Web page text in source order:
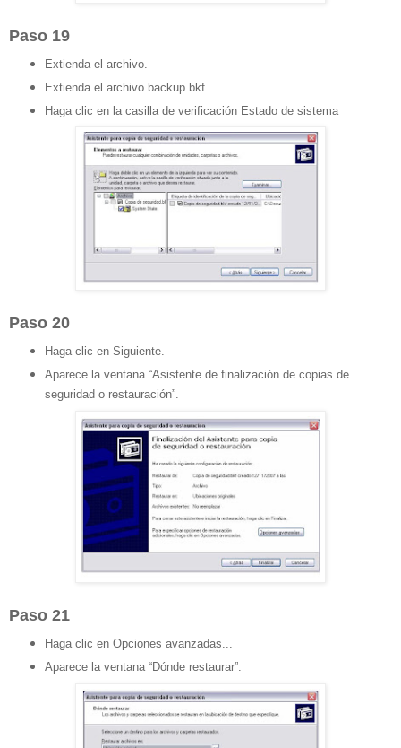
Paso 19
Extienda el archivo.
Extienda el archivo backup.bkf.
Haga clic en la casilla de verificación Estado de sistema
Paso 20
Haga clic en Siguiente.
Aparece la ventana “Asistente de finalización de copias de
seguridad o restauración”.
Paso 21
Haga clic en Opciones avanzadas...
Aparece la ventana “Dónde restaurar”.